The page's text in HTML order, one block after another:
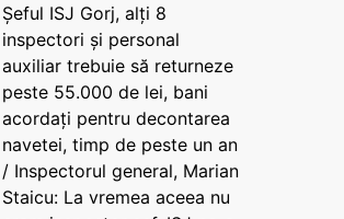
Șeful ISJ Gorj, alți 8
inspectori și personal
auxiliar trebuie să returneze
peste 55.000 de lei, bani
acordați pentru decontarea
navetei, timp de peste un an
/ Inspectorul general, Marian
Staicu: La vremea aceea nu